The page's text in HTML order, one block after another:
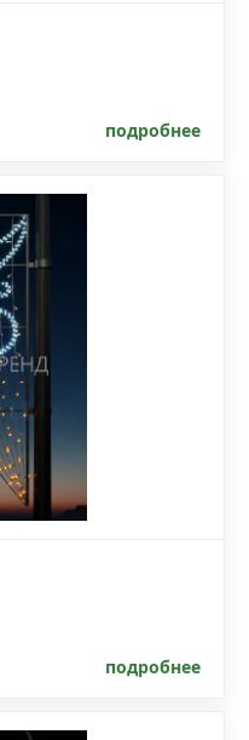
подробнее
подробнее